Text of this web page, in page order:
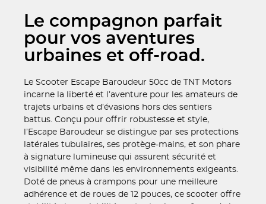
Le compagnon parfait
pour vos aventures
urbaines et off-road.
Le Scooter Escape Baroudeur 50cc de TNT Motors
incarne la liberté et l’aventure pour les amateurs de
trajets urbains et d’évasions hors des sentiers
battus. Conçu pour offrir robustesse et style,
l’Escape Baroudeur se distingue par ses protections
latérales tubulaires, ses protège-mains, et son phare
à signature lumineuse qui assurent sécurité et
visibilité même dans les environnements exigeants.
Doté de pneus à crampons pour une meilleure
adhérence et de roues de 12 pouces, ce scooter offre